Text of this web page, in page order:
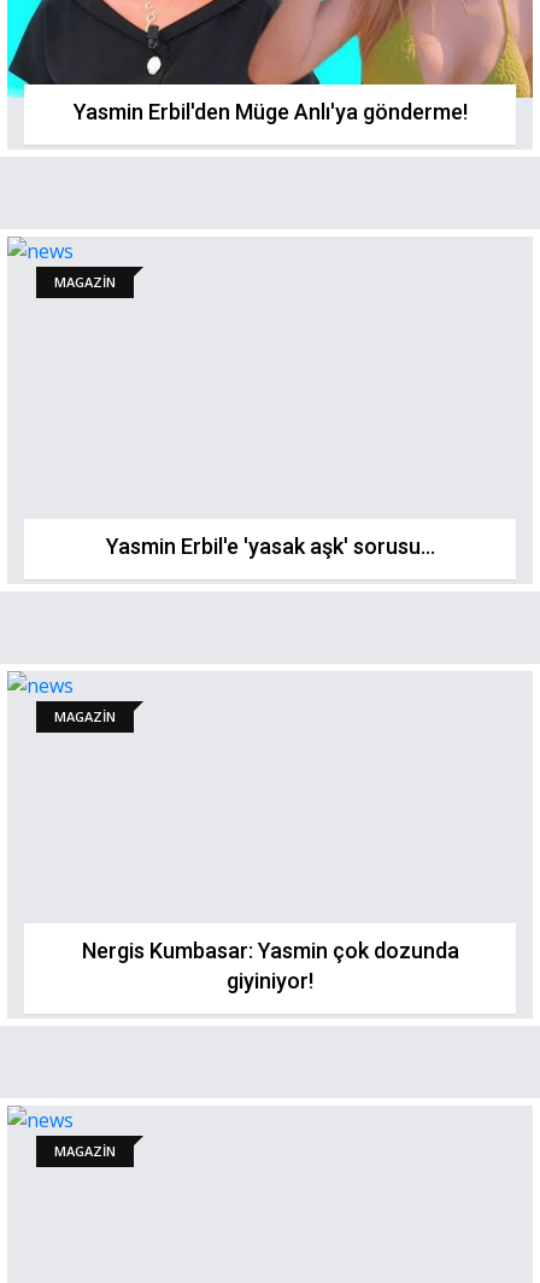
Yasmin Erbil'den Müge Anlı'ya gönderme!
MAGAZİN
Yasmin Erbil'e 'yasak aşk' sorusu...
MAGAZİN
Nergis Kumbasar: Yasmin çok dozunda
giyiniyor!
MAGAZİN